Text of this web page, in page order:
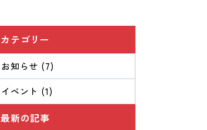
カテゴリー
お知らせ (7)
イベント (1)
最新の記事